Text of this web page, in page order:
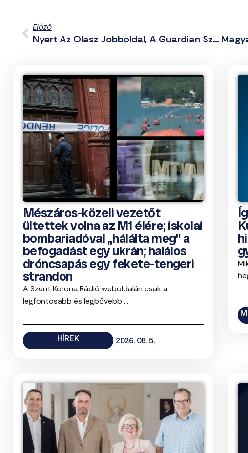
Előző
Nyert Az Olasz Jobboldal, A Guardian Szerint Jön A Második Mussolini Korszak
Mészáros-közeli vezetőt
ültettek volna az M1 élére; iskolai
bombariadóval „hálálta meg” a
befogadást egy ukrán; halálos
dróncsapás egy fekete-tengeri
strandon
A Szent Korona Rádió weboldalán csak a
legfontosabb és legbővebb ...
HÍREK 2026. 08. 5.